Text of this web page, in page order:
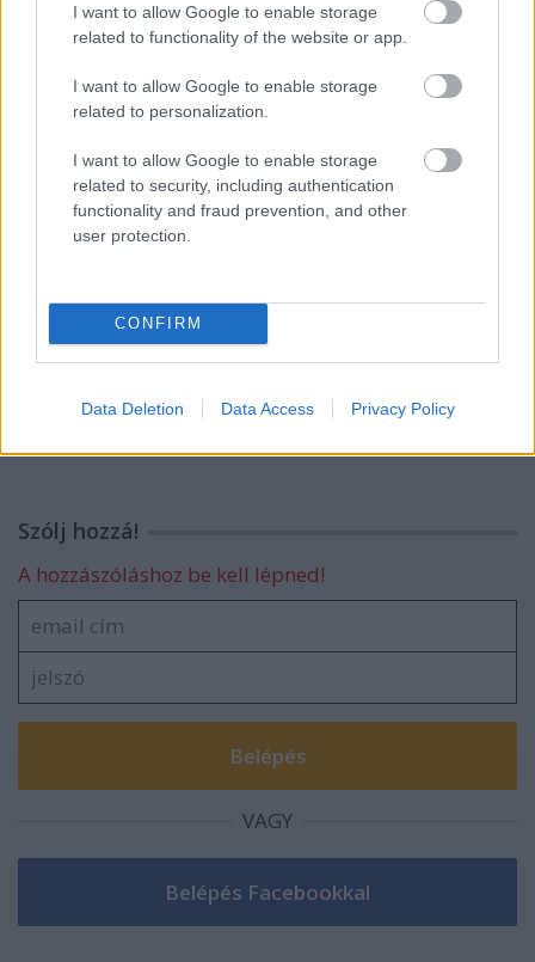
I want to allow Google to enable storage
related to functionality of the website or app.
I want to allow Google to enable storage
related to personalization.
I want to allow Google to enable storage
related to security, including authentication
functionality and fraud prevention, and other
user protection.
CONFIRM
Data Deletion Data Access Privacy Policy
Mintha már ezer éve lett volna december
Mindkét arccal menetirányba nézve
premierje
Szólj hozzá!
A hozzászóláshoz be kell lépned!
VAGY